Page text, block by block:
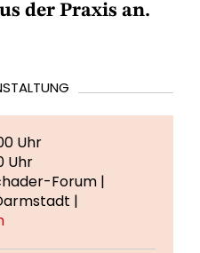
der Praxis an.
Uhr
Uhr
Forum |
|